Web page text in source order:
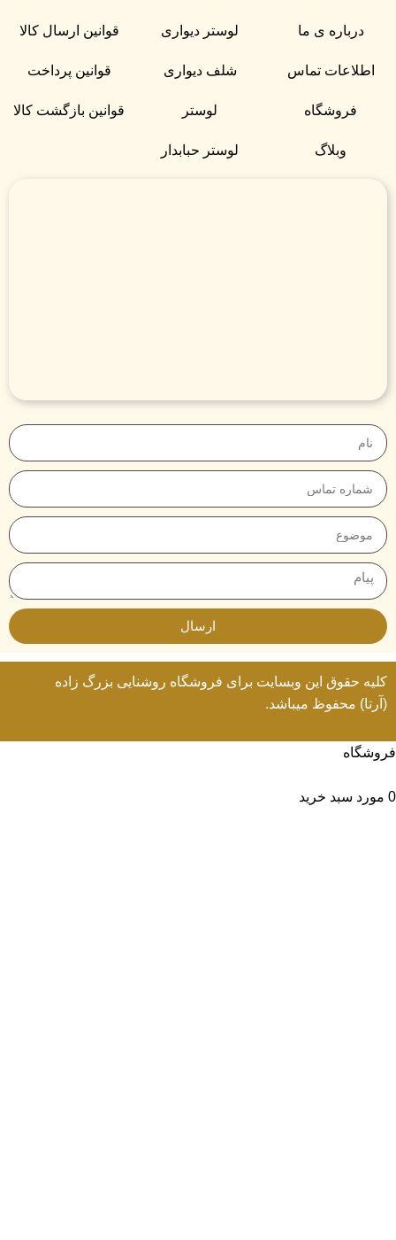
درباره ی ما
اطلاعات تماس
فروشگاه
وبلاگ
لوستر دیواری
شلف دیواری
لوستر
لوستر حبابدار
قوانین ارسال کالا
قوانین پرداخت
قوانین بازگشت کالا
ارسال
کلیه حقوق این وبسایت برای فروشگاه روشنایی بزرگ زاده
(آرتا) محفوظ میباشد.
فروشگاه
0 مورد سبد خرید